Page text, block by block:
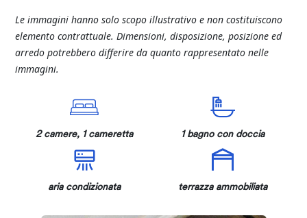
Le immagini hanno solo scopo illustrativo e non costituiscono
elemento contrattuale. Dimensioni, disposizione, posizione ed
arredo potrebbero differire da quanto rappresentato nelle
immagini.
2 camere, 1 cameretta 1 bagno con doccia
aria condizionata terrazza ammobiliata